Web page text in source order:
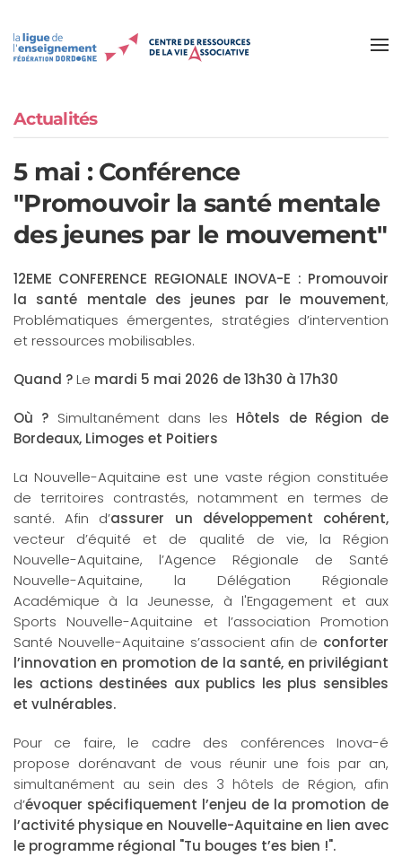
Accéder au contenu principal
Actualités
5 mai : Conférence
"Promouvoir la santé mentale
des jeunes par le mouvement"
12EME CONFERENCE REGIONALE INOVA-E : Promouvoir
la santé mentale des jeunes par le mouvement,
Problématiques émergentes, stratégies d’intervention
et ressources mobilisables.
Quand ?Le mardi 5 mai 2026 de 13h30 à 17h30
Où ? Simultanément dans les Hôtels de Région de
Bordeaux, Limoges et Poitiers
La Nouvelle-Aquitaine est une vaste région constituée
de territoires contrastés, notamment en termes de
santé. Afin d’assurer un développement cohérent,
vecteur d’équité et de qualité de vie, la Région
Nouvelle-Aquitaine, l’Agence Régionale de Santé
Nouvelle-Aquitaine, la Délégation Régionale
Académique à la Jeunesse, à l'Engagement et aux
Sports Nouvelle-Aquitaine et l’association Promotion
Santé Nouvelle-Aquitaine s’associent afin de conforter
l’innovation en promotion de la santé, en privilégiant
les actions destinées aux publics les plus sensibles
et vulnérables.
Pour ce faire, le cadre des conférences Inova-é
propose dorénavant de vous réunir une fois par an,
simultanément au sein des 3 hôtels de Région, afin
d’évoquer spécifiquement l’enjeu de la promotion de
l’activité physique en Nouvelle-Aquitaine en lien avec
le programme régional "Tu bouges t’es bien !".